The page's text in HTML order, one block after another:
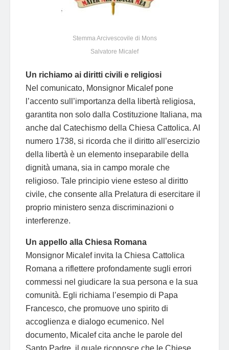
Stemma Arcivescovile di Mons
Salvatore Micalef
Un richiamo ai diritti civili e religiosi
Nel comunicato, Monsignor Micalef pone
l’accento sull’importanza della libertà religiosa,
garantita non solo dalla Costituzione Italiana, ma
anche dal Catechismo della Chiesa Cattolica. Al
numero 1738, si ricorda che il diritto all’esercizio
della libertà è un elemento inseparabile della
dignità umana, sia in campo morale che
religioso. Tale principio viene esteso al diritto
civile, che consente alla Prelatura di esercitare il
proprio ministero senza discriminazioni o
interferenze.
Un appello alla Chiesa Romana
Monsignor Micalef invita la Chiesa Cattolica
Romana a riflettere profondamente sugli errori
commessi nel giudicare la sua persona e la sua
comunità. Egli richiama l’esempio di Papa
Francesco, che promuove uno spirito di
accoglienza e dialogo ecumenico. Nel
documento, Micalef cita anche le parole del
Santo Padre, il quale riconosce che le Chiese